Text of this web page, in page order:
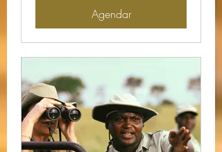
Agendar